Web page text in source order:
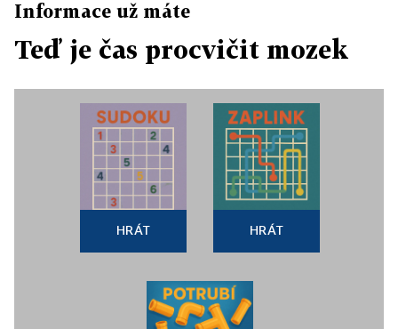
Informace už máte
Teď je čas procvičit mozek
HRÁT HRÁT